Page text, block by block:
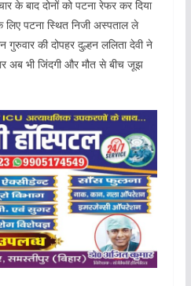
के बाद दोनों को पटना रेफर कर दिया
पटना स्थित निजी अस्पताल ले
गुरुवार की दोपहर दुल्हन ललिता देवी ने
अब भी जिंदगी और मौत से बीच जूझ